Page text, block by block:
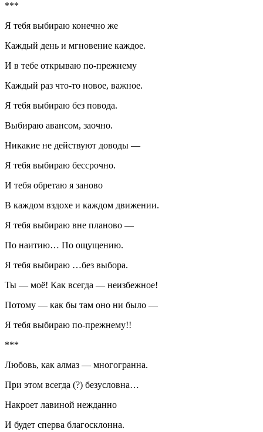
***
Я тебя выбираю конечно же
Каждый день и мгновение каждое.
И в тебе открываю по-прежнему
Каждый раз что-то новое, важное.
Я тебя выбираю без повода.
Выбираю авансом, заочно.
Никакие не действуют доводы —
Я тебя выбираю бессрочно.
И тебя обретаю я заново
В каждом вздохе и каждом движении.
Я тебя выбираю вне планово —
По наитию… По ощущению.
Я тебя выбираю …без выбора.
Ты — моё! Как всегда — неизбежное!
Потому — как бы там оно ни было —
Я тебя выбираю по-прежнему!!
***
Любовь, как алмаз — многогранна.
При этом всегда (?) безусловна…
Накроет лавиной нежданно
И будет сперва благосклонна.